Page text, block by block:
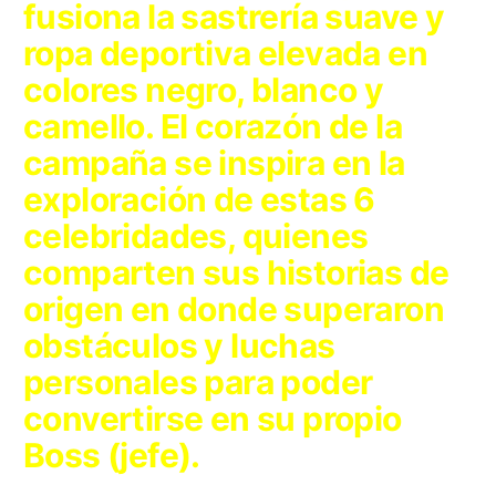
fusiona la sastrería suave y
ropa deportiva elevada en
colores negro, blanco y
camello. El corazón de la
campaña se inspira en la
exploración de estas 6
celebridades, quienes
comparten sus historias de
origen en donde superaron
obstáculos y luchas
personales para poder
convertirse en su propio
Boss (jefe).